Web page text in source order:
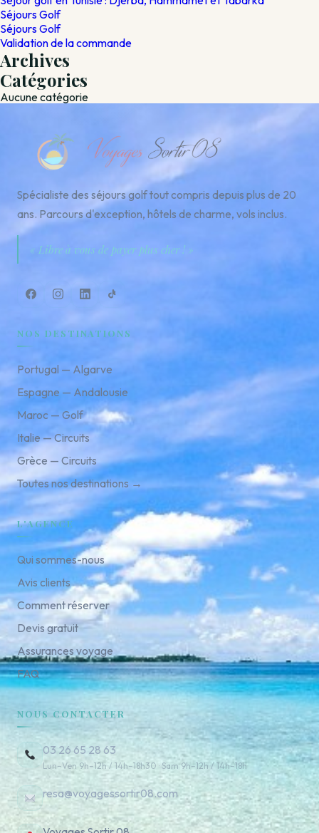
Séjours Golf
Séjours Golf
Validation de la commande
Archives
Catégories
Aucune catégorie
Spécialiste des séjours golf tout compris depuis plus de 20
ans. Parcours d'exception, hôtels de charme, vols inclus.
« Libre à vous de payer plus cher ! »
NOS DESTINATIONS
Portugal — Algarve
Espagne — Andalousie
Maroc — Golf
Italie — Circuits
Grèce — Circuits
Toutes nos destinations →
L'AGENCE
Qui sommes-nous
Avis clients
Comment réserver
Devis gratuit
Assurances voyage
FAQ
NOUS CONTACTER
03 26 65 28 63
Lun–Ven 9h–12h / 14h–18h30 · Sam 9h–12h / 14h–18h
resa@voyagessortir08.com